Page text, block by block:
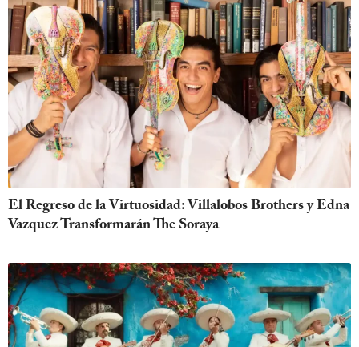
El Regreso de la Virtuosidad: Villalobos Brothers y Edna
Vazquez Transformarán The Soraya